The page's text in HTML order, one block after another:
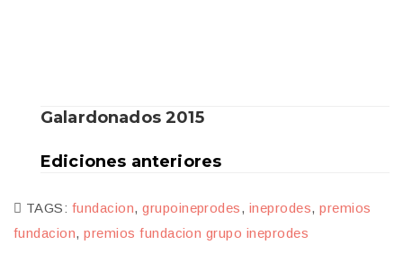
Galardonados 2015
Ediciones anteriores
TAGS: fundacion,grupoineprodes, ineprodes,premios
fundacion,premios fundacion grupo ineprodes